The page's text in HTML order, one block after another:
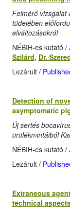
Felmérő vizsgálat
tüdejében
elváltozásokról
NÉBIH-es kutató /
Szilárd, Dr.
Lezárult /
Detection of
asymptomatic
Új sertés
ürülékmintáiból
NÉBIH-es kutató /
Lezárult /
Extraneous
technical